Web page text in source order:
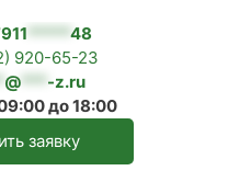
*****48
920-65-23
@ *** -z.ru
до 18:00
заявку